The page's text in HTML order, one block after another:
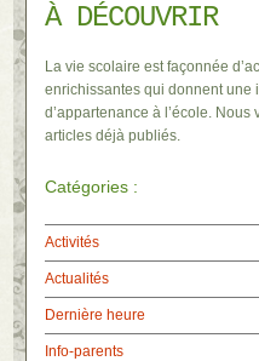
À DÉCOUVRIR
La vie scolaire est façonnée
enrichissantes qui donnent une
d’appartenance à l’école.
articles déjà publiés.
Catégories :
Activités
Actualités
Dernière heure
Info-parents